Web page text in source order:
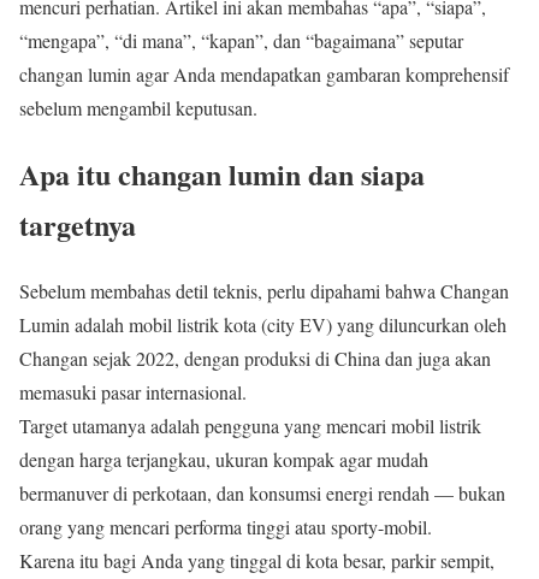
mencuri perhatian. Artikel ini akan membahas “apa”, “siapa”,
“mengapa”, “di mana”, “kapan”, dan “bagaimana” seputar
changan lumin agar Anda mendapatkan gambaran komprehensif
sebelum mengambil keputusan.
Apa itu changan lumin dan siapa
targetnya
Sebelum membahas detil teknis, perlu dipahami bahwa Changan
Lumin adalah mobil listrik kota (city EV) yang diluncurkan oleh
Changan sejak 2022, dengan produksi di China dan juga akan
memasuki pasar internasional.
Target utamanya adalah pengguna yang mencari mobil listrik
dengan harga terjangkau, ukuran kompak agar mudah
bermanuver di perkotaan, dan konsumsi energi rendah — bukan
orang yang mencari performa tinggi atau sporty-mobil.
Karena itu bagi Anda yang tinggal di kota besar, parkir sempit,